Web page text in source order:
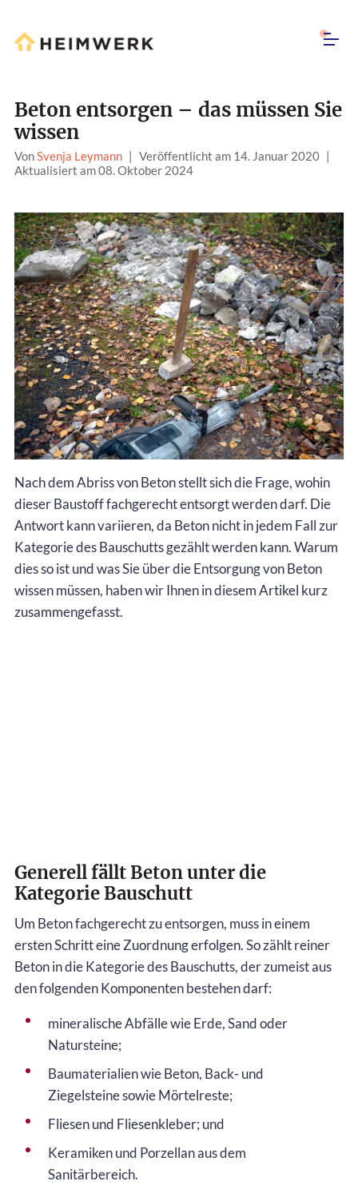
Beton entsorgen – das müssen Sie
wissen
VonSvenja Leymann | Veröffentlicht am 14. Januar 2020 |
Aktualisiert am 08. Oktober 2024
Nach dem Abriss von Beton stellt sich die Frage, wohin
dieser Baustoff fachgerecht entsorgt werden darf. Die
Antwort kann variieren, da Beton nicht in jedem Fall zur
Kategorie des Bauschutts gezählt werden kann. Warum
dies so ist und was Sie über die Entsorgung von Beton
wissen müssen, haben wir Ihnen in diesem Artikel kurz
zusammengefasst.
Generell fällt Beton unter die
Kategorie Bauschutt
Um Beton fachgerecht zu entsorgen, muss in einem
ersten Schritt eine Zuordnung erfolgen. So zählt reiner
Beton in die Kategorie des Bauschutts, der zumeist aus
den folgenden Komponenten bestehen darf:
mineralische Abfälle wie Erde, Sand oder
Natursteine;
Baumaterialien wie Beton, Back- und
Ziegelsteine sowie Mörtelreste;
Fliesen und Fliesenkleber; und
Keramiken und Porzellan aus dem
Sanitärbereich.